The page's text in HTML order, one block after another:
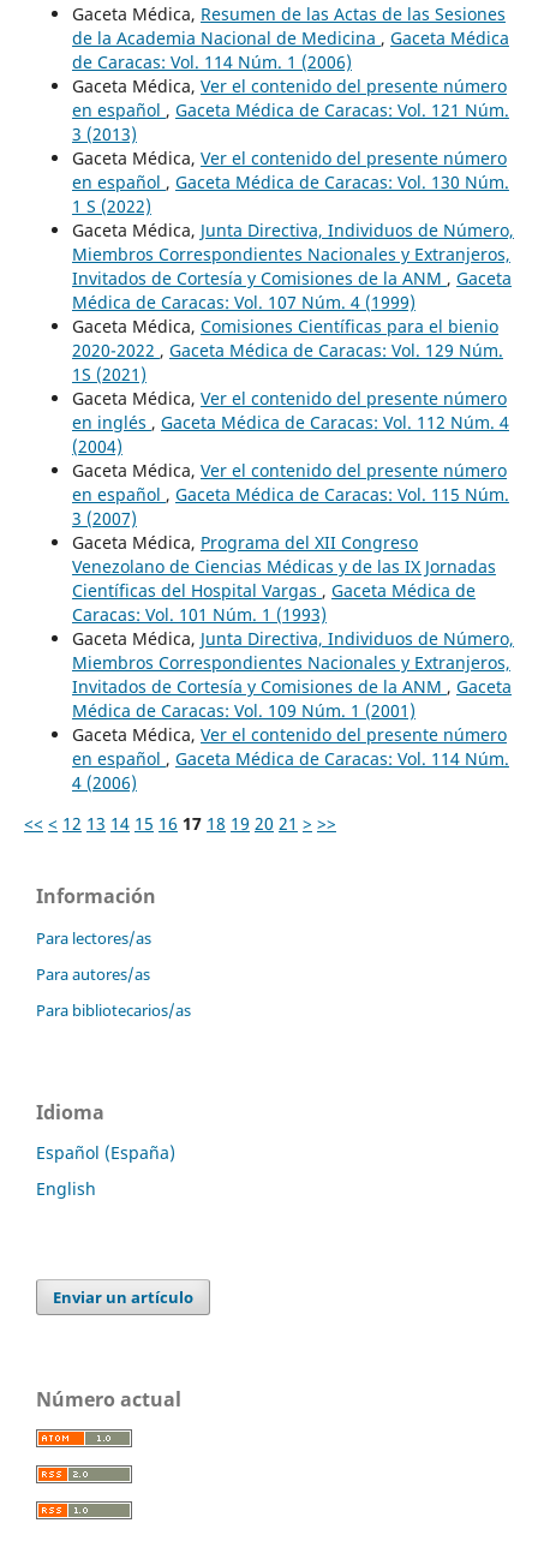
Gaceta Médica, Resumen de las Actas de las Sesiones
de la Academia Nacional de Medicina , Gaceta Médica
de Caracas: Vol. 114 Núm. 1 (2006)
Gaceta Médica, Ver el contenido del presente número
en español , Gaceta Médica de Caracas: Vol. 121 Núm.
3 (2013)
Gaceta Médica, Ver el contenido del presente número
en español , Gaceta Médica de Caracas: Vol. 130 Núm.
1 S (2022)
Gaceta Médica, Junta Directiva, Individuos de Número,
Miembros Correspondientes Nacionales y Extranjeros,
Invitados de Cortesía y Comisiones de la ANM , Gaceta
Médica de Caracas: Vol. 107 Núm. 4 (1999)
Gaceta Médica, Comisiones Científicas para el bienio
2020-2022 , Gaceta Médica de Caracas: Vol. 129 Núm.
1S (2021)
Gaceta Médica, Ver el contenido del presente número
en inglés , Gaceta Médica de Caracas: Vol. 112 Núm. 4
(2004)
Gaceta Médica, Ver el contenido del presente número
en español , Gaceta Médica de Caracas: Vol. 115 Núm.
3 (2007)
Gaceta Médica, Programa del XII Congreso
Venezolano de Ciencias Médicas y de las IX Jornadas
Científicas del Hospital Vargas , Gaceta Médica de
Caracas: Vol. 101 Núm. 1 (1993)
Gaceta Médica, Junta Directiva, Individuos de Número,
Miembros Correspondientes Nacionales y Extranjeros,
Invitados de Cortesía y Comisiones de la ANM , Gaceta
Médica de Caracas: Vol. 109 Núm. 1 (2001)
Gaceta Médica, Ver el contenido del presente número
en español , Gaceta Médica de Caracas: Vol. 114 Núm.
4 (2006)
<< < 12 13 14 15 16 17 18 19 20 21 > >>
Información
Para lectores/as
Para autores/as
Para bibliotecarios/as
Idioma
Español (España)
English
Enviar un artículo
Número actual